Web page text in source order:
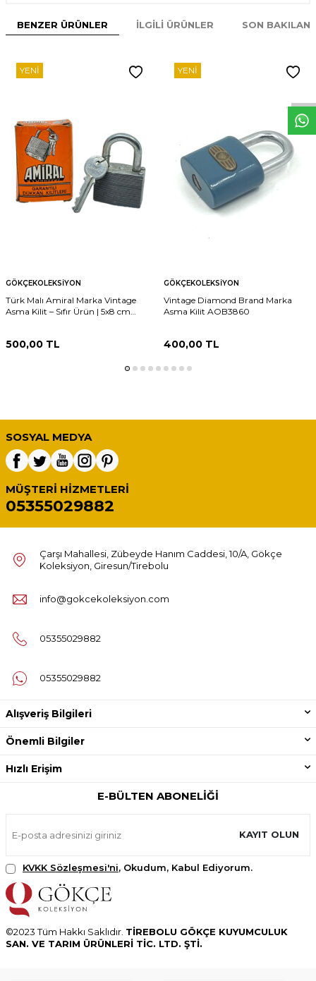
W
h
t
s
p
p
D
e
s
e
H
a
t
t
BENZER ÜRÜNLER İLGILI ÜRÜNLER SON
YENI
GÖKÇEKOLEKSIYON
Türk Malı Amiral Marka Vintage
Asma Kilit – Sıfır Ürün | 5x8 cm
500,00 TL
YENI
GÖKÇEKOLEKSIYON
Vintage Diamond Brand Marka
Asma Kilit AOB3860
400,00TL
SOSYAL MEDYA
MÜŞTERI HIZMETLERI
05355029882
Çarşı Mahallesi, Zübeyde Hanım Caddesi, 10/A, Gökçe
Koleksiyon, Giresun/Tirebolu
info@gokcekoleksiyon.com
05355029882
05355029882
Alışveriş Bilgileri
Önemli Bilgiler
Hızlı Erişim
E-BÜLTEN ABONELIĞI
KAYIT OLUN
KVKK Sözleşmesi'ni, Okudum, Kabul Ediyorum.
©2023 Tüm Hakkı Saklıdır. TİREBOLU GÖKÇE KUYUMCULUK
SAN. VE TARIM ÜRÜNLERİ TİC. LTD. ŞTİ.